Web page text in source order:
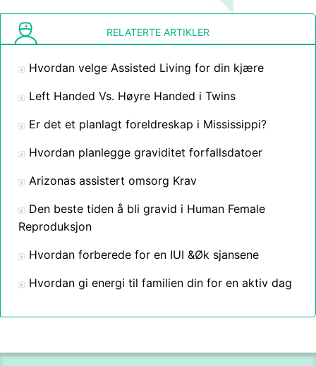
RELATERTE ARTIKLER
Hvordan velge Assisted Living for din kjære
Left Handed Vs. Høyre Handed i Twins
Er det et planlagt foreldreskap i Mississippi?
Hvordan planlegge graviditet forfallsdatoer
Arizonas assistert omsorg Krav
Den beste tiden å bli gravid i Human Female
Reproduksjon
Hvordan forberede for en IUI &Øk sjansene
Hvordan gi energi til familien din for en aktiv dag